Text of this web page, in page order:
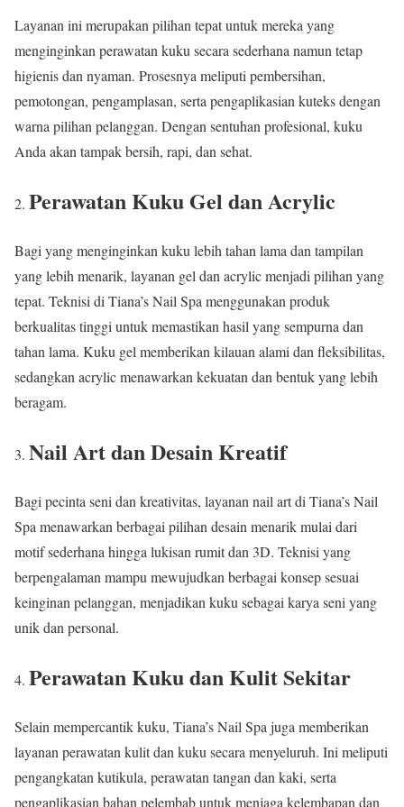
Layanan ini merupakan pilihan tepat untuk mereka yang
menginginkan perawatan kuku secara sederhana namun tetap
higienis dan nyaman. Prosesnya meliputi pembersihan,
pemotongan, pengamplasan, serta pengaplikasian kuteks dengan
warna pilihan pelanggan. Dengan sentuhan profesional, kuku
Anda akan tampak bersih, rapi, dan sehat.
Perawatan Kuku Gel dan Acrylic
Bagi yang menginginkan kuku lebih tahan lama dan tampilan
yang lebih menarik, layanan gel dan acrylic menjadi pilihan yang
tepat. Teknisi di Tiana’s Nail Spa menggunakan produk
berkualitas tinggi untuk memastikan hasil yang sempurna dan
tahan lama. Kuku gel memberikan kilauan alami dan fleksibilitas,
sedangkan acrylic menawarkan kekuatan dan bentuk yang lebih
beragam.
Nail Art dan Desain Kreatif
Bagi pecinta seni dan kreativitas, layanan nail art di Tiana’s Nail
Spa menawarkan berbagai pilihan desain menarik mulai dari
motif sederhana hingga lukisan rumit dan 3D. Teknisi yang
berpengalaman mampu mewujudkan berbagai konsep sesuai
keinginan pelanggan, menjadikan kuku sebagai karya seni yang
unik dan personal.
Perawatan Kuku dan Kulit Sekitar
Selain mempercantik kuku, Tiana’s Nail Spa juga memberikan
layanan perawatan kulit dan kuku secara menyeluruh. Ini meliputi
pengangkatan kutikula, perawatan tangan dan kaki, serta
pengaplikasian bahan pelembab untuk menjaga kelembapan dan